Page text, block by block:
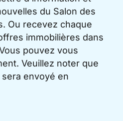
du Salon des
Ou recevez chaque
immobilières dans
pouvez vous
Veuillez noter que
envoyé en